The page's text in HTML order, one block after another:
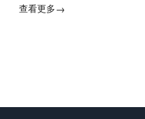
查看更多→